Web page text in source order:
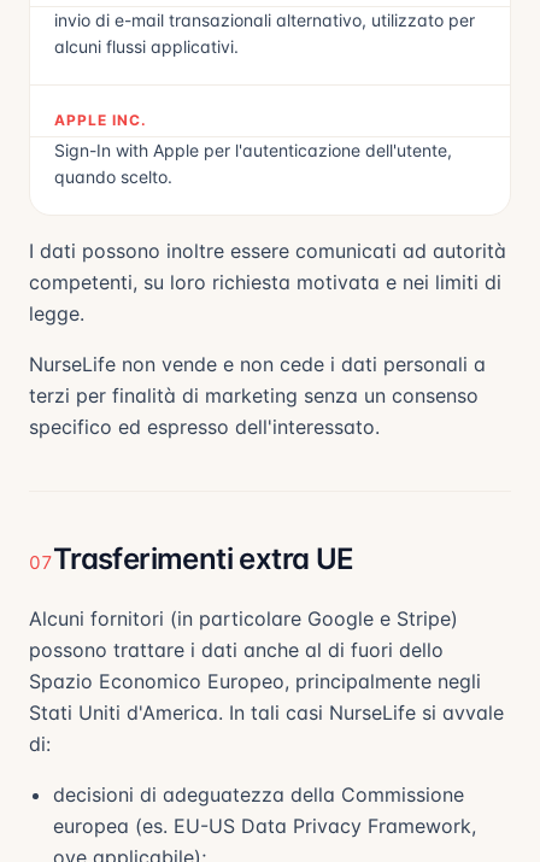
invio di e-mail transazionali alternativo, utilizzato per
alcuni flussi applicativi.
APPLE INC.
Sign-In with Apple per l'autenticazione dell'utente,
quando scelto.
I dati possono inoltre essere comunicati ad autorità
competenti, su loro richiesta motivata e nei limiti di
legge.
NurseLife non vende e non cede i dati personali a
terzi per finalità di marketing senza un consenso
specifico ed espresso dell'interessato.
07Trasferimenti extra UE
Alcuni fornitori (in particolare Google e Stripe)
possono trattare i dati anche al di fuori dello
Spazio Economico Europeo, principalmente negli
Stati Uniti d'America. In tali casi NurseLife si avvale
di:
decisioni di adeguatezza della Commissione
europea (es. EU-US Data Privacy Framework,
ove applicabile);